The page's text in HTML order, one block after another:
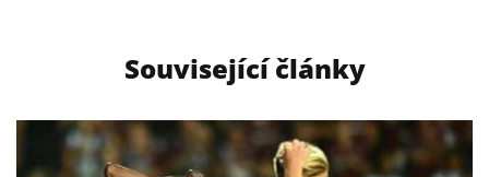
Související články